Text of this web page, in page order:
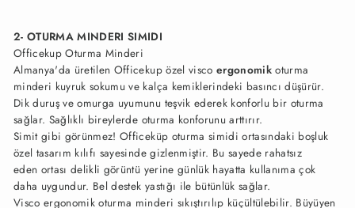
2- OTURMA MINDERI SIMIDI
Officekup Oturma Minderi
Almanya'da üretilen Officekup özel visco ergonomik oturma
minderi kuyruk sokumu ve kalça kemiklerindeki basıncı düşürür.
Dik duruş ve omurga uyumunu teşvik ederek konforlu bir oturma
sağlar. Sağlıklı bireylerde oturma konforunu arttırır.
Simit gibi görünmez! Officeküp oturma simidi ortasındaki boşluk
özel tasarım kılıfı sayesinde gizlenmiştir. Bu sayede rahatsız
eden ortası delikli görüntü yerine günlük hayatta kullanıma çok
daha uygundur. Bel destek yastığı ile bütünlük sağlar.
Visco ergonomik oturma minderi sıkıştırılıp küçültülebilir. Büyüyen